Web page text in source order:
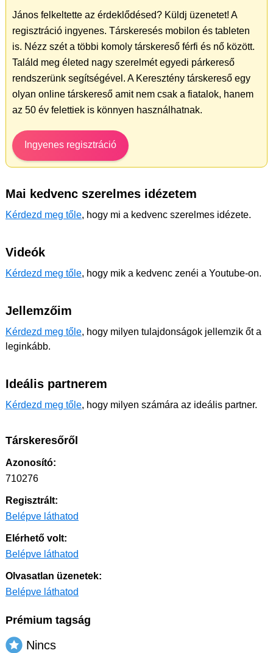
János felkeltette az érdeklődésed? Küldj üzenetet! A
regisztráció ingyenes. Társkeresés mobilon és tableten
is. Nézz szét a többi komoly társkereső férfi és nő között.
Találd meg életed nagy szerelmét egyedi párkereső
rendszerünk segítségével. A Keresztény társkereső egy
olyan online társkereső amit nem csak a fiatalok, hanem
az 50 év felettiek is könnyen használhatnak.
Ingyenes regisztráció
Mai kedvenc szerelmes idézetem
Kérdezd meg tőle, hogy mi a kedvenc szerelmes idézete.
Videók
Kérdezd meg tőle, hogy mik a kedvenc zenéi a Youtube-on.
Jellemzőim
Kérdezd meg tőle, hogy milyen tulajdonságok jellemzik őt a
leginkább.
Ideális partnerem
Kérdezd meg tőle, hogy milyen számára az ideális partner.
Társkeresőről
Azonosító:
710276
Regisztrált:
Belépve láthatod
Elérhető volt:
Belépve láthatod
Olvasatlan üzenetek:
Belépve láthatod
Prémium tagság
Nincs